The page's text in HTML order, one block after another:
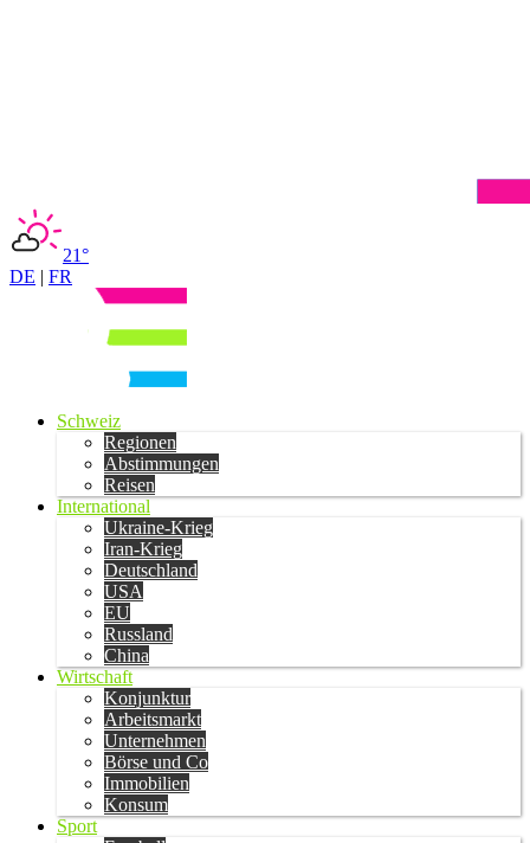
21°
DE | FR
Schweiz
Regionen
Abstimmungen
Reisen
International
Ukraine-Krieg
Iran-Krieg
Deutschland
USA
EU
Russland
China
Wirtschaft
Konjunktur
Arbeitsmarkt
Unternehmen
Börse und Co
Immobilien
Konsum
Sport